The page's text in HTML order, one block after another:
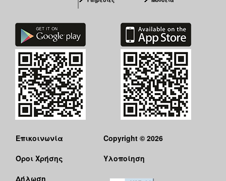
Επικοινωνία
Όροι Χρήσης
Δήλωση
Copyright © 2026
Υλοποίηση